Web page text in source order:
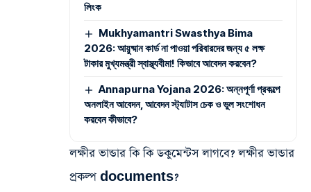
লিংক
Mukhyamantri Swasthya Bima
2026: আয়ুষ্মান কার্ড না পাওয়া পরিবারদের জন্য ৫ লক্ষ
টাকার মুখ্যমন্ত্রী স্বাস্থ্যবীমা! কিভাবে আবেদন করবেন?
Annapurna Yojana 2026: অন্নপূর্ণা প্রকল্পে
অনলাইন আবেদন, আবেদন স্ট্যাটাস চেক ও ভুল সংশোধন
করবেন কীভাবে?
লক্ষীর ভান্ডার কি কি ডকুমেন্টস লাগবে? লক্ষীর ভান্ডার
প্রকল্প documents?